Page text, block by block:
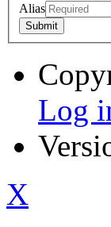
Alias
Log
X